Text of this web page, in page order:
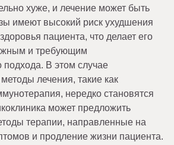
хуже, и лечение может быть
имеют высокий риск ухудшения
пациента, что делает его
и требующим
подхода. В этом случае
лечения, такие как
нередко становятся
может предложить
терапии, направленные на
и продление жизни пациента.